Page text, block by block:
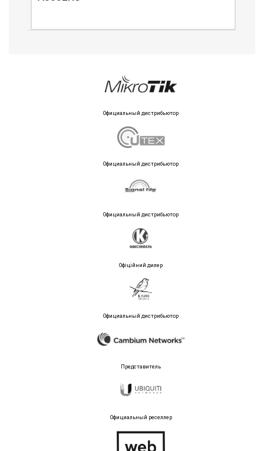
Официальный дистрибьютор
Официальный дистрибьютор
Официальный дистрибьютор
Офіційний дилер
Официальный дистрибьютор
Представитель
Официальный реселлер